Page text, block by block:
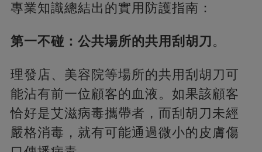
專業知識總結出的實用防護指南：
第一不碰：公共場所的共用刮胡刀 。
理發店、美容院等場所的共用刮胡刀可
能沾有前一位顧客的血液。如果該顧客
恰好是艾滋病毒攜帶者，而刮胡刀未經
嚴格消毒，就有可能通過微小的皮膚傷